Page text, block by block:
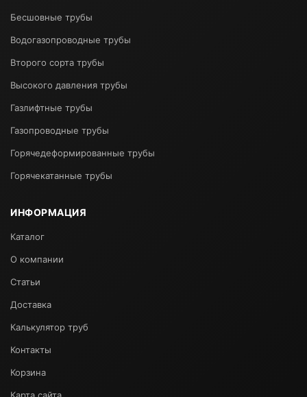
Бесшовные трубы
Водогазопроводные трубы
Второго сорта трубы
Высокого давления трубы
Газлифтные трубы
Газопроводные трубы
Горячедеформированные трубы
Горячекатанные трубы
ИНФОРМАЦИЯ
Каталог
О компании
Статьи
Доставка
Калькулятор труб
Контакты
Корзина